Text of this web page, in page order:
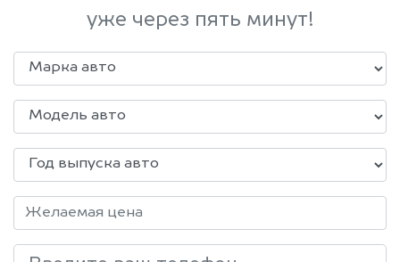
уже через пять минут!